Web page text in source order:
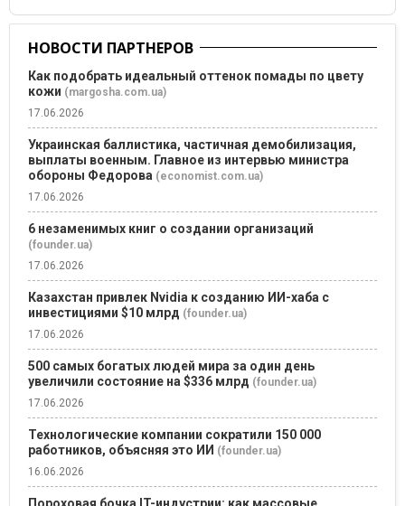
НОВОСТИ ПАРТНЕРОВ
Как подобрать идеальный оттенок помады по цвету
кожи (margosha.com.ua)
17.06.2026
Украинская баллистика, частичная демобилизация,
выплаты военным. Главное из интервью министра
обороны Федорова (economist.com.ua)
17.06.2026
6 незаменимых книг о создании организаций
(founder.ua)
17.06.2026
Казахстан привлек Nvidia к созданию ИИ-хаба с
инвестициями $10 млрд (founder.ua)
17.06.2026
500 самых богатых людей мира за один день
увеличили состояние на $336 млрд (founder.ua)
17.06.2026
Технологические компании сократили 150 000
работников, объясняя это ИИ (founder.ua)
16.06.2026
Пороховая бочка IT-индустрии: как массовые